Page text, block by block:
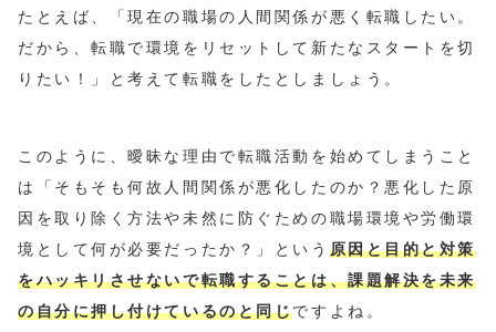
たとえば、「現在の職場の人間関係が悪く転職したい。
だから、転職で環境をリセットして新たなスタートを切
りたい！」と考えて転職をしたとしましょう。
このように、曖昧な理由で転職活動を始めてしまうこと
は「そもそも何故人間関係が悪化したのか？悪化した原
因を取り除く方法や未然に防ぐための職場環境や労働環
境として何が必要だったか？」という 原因と目的と対策
をハッキリさせないで転職することは、課題解決を未来
の自分に押し付けているのと同じですよね。